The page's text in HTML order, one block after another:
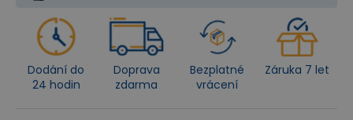
Dodání do
24 hodin
Doprava
zdarma
Bezplatné
vrácení
Záruka 7 let